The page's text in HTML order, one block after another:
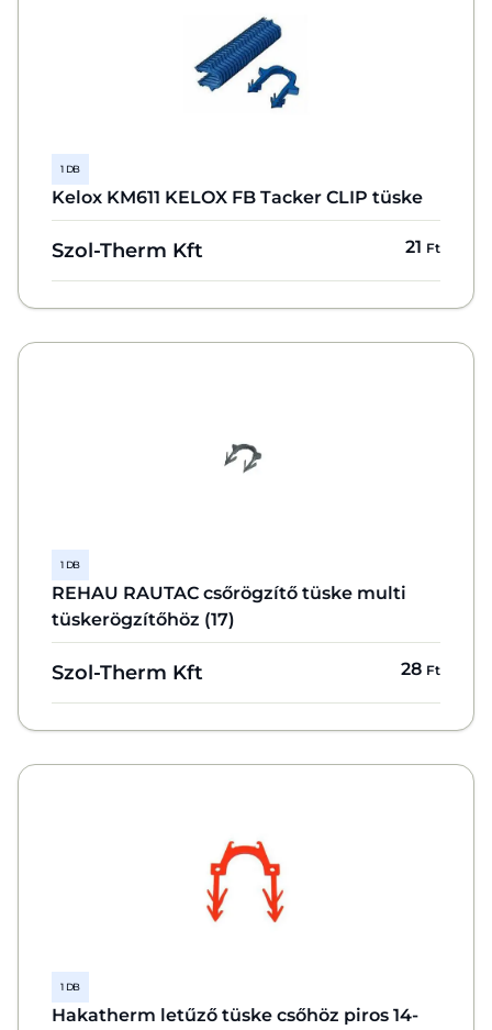
1 DB
Kelox KM611 KELOX FB Tacker CLIP tüske
Szol-Therm Kft 21 Ft
1 DB
REHAU RAUTAC csőrögzítő tüske multi
tüskerögzítőhöz (17)
Szol-Therm Kft 28 Ft
1 DB
Hakatherm letűző tüske csőhöz piros 14-